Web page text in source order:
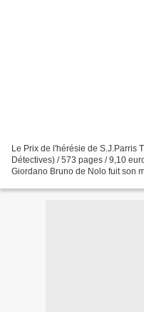
Le Prix de l'hérésie de S.J.Parris
Détectives) / 573 pages / 9,10
Giordano Bruno de Nolo fuit son